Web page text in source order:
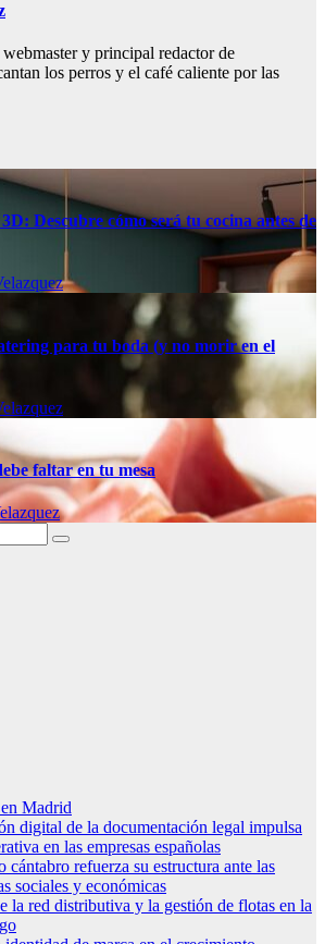
y principal redactor de
los perros y el café caliente por las
Descubre cómo será tu cocina antes de
para tu boda (y no morir en el
faltar en tu mesa
Madrid
digital de la documentación legal impulsa
en las empresas españolas
cántabro refuerza su estructura ante las
sociales y económicas
la red distributiva y la gestión de flotas en la